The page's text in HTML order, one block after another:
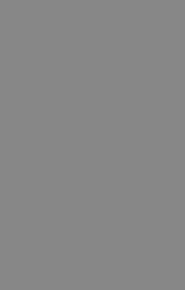
in combinazione
al fine di
siano
qualsiasi
l'utilizzo
la versione
supporta
domini.